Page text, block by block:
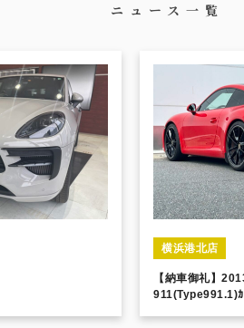
ニュース一覧
横浜港北店
【納車御礼】